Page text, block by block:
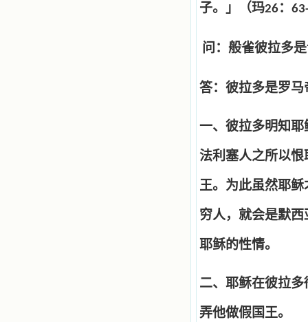
子。」（玛26：
问：般雀彼拉多
答：彼拉多是罗
一、彼拉多明知
法利塞人之所以
王。为此虽然耶
穷人，就会是默
耶稣的性情。
二、耶稣在彼拉
弄他做假国王。